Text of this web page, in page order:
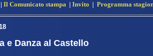
| Il Comunicato stampa | Invito | Programma
e Danza al Castello